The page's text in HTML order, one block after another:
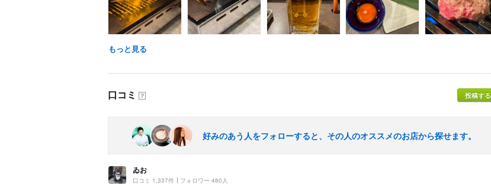
もっと見る
口コミ ？ 投稿する
好みのあう人をフォローすると、その人のオススメのお店から探せます。
ゐお
口コミ 1,337件 フォロワー 480人